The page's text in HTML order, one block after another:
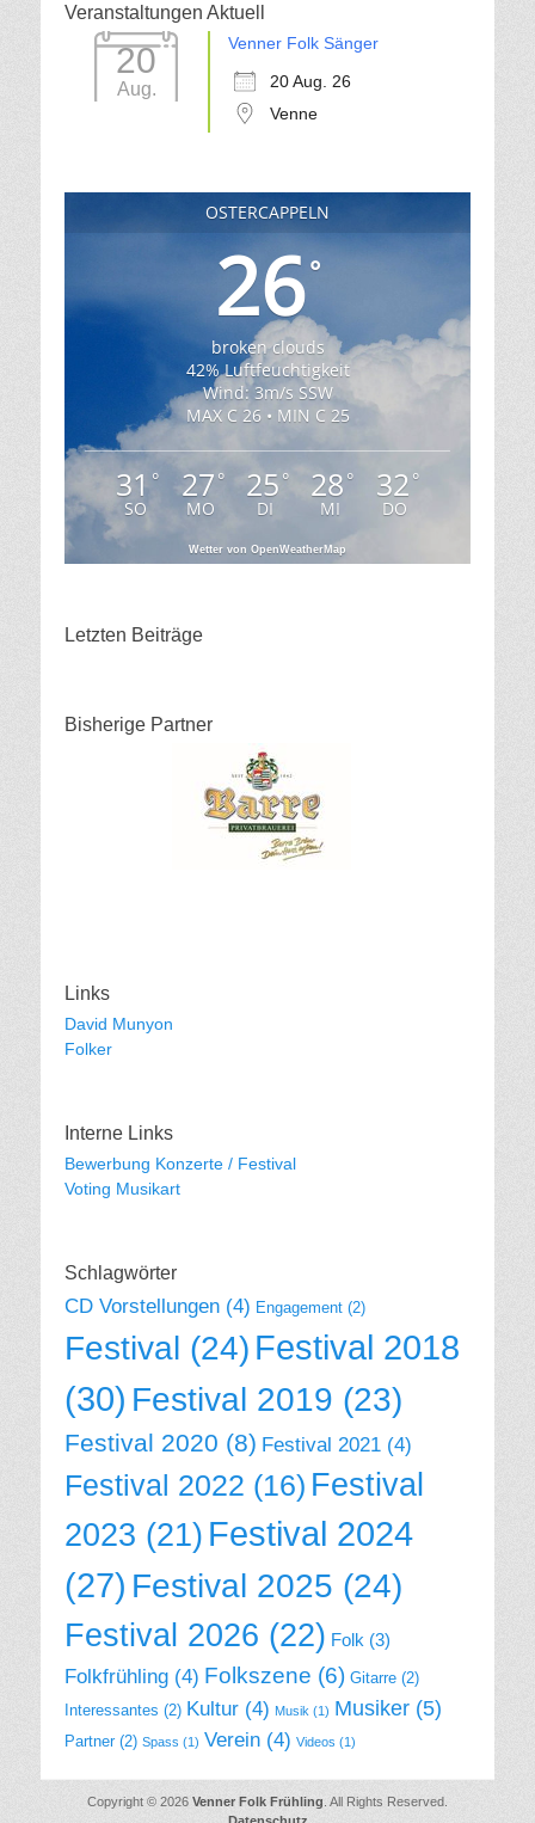
Veranstaltungen Aktuell
20
Aug.
Venner Folk Sänger
20 Aug. 26
Venne
OSTERCAPPELN
26°
broken clouds
42% Luftfeuchtigkeit
Wind: 3m/s SSW
MAX C 26 • MIN C 25
31 °
SO
27 °
MO
25 °
DI
28 °
MI
32 °
DO
Wetter von OpenWeatherMap
Letzten Beiträge
Bisherige Partner
Links
David Munyon
Folker
Interne Links
Bewerbung Konzerte / Festival
Voting Musikart
Schlagwörter
CD Vorstellungen (4) Engagement (2)
Festival (24) Festival 2018
(30) Festival 2019 (23)
Festival 2020 (8) Festival 2021 (4)
Festival 2022 (16) Festival
2023 (21) Festival 2024
(27) Festival 2025 (24)
Festival 2026 (22) Folk (3)
Folkfrühling (4) Folkszene (6) Gitarre (2)
Interessantes (2) Kultur (4) Musik (1) Musiker (5)
Partner(2) Spass (1) Verein (4) Videos (1)
Copyright © 2026 Venner Folk Frühling . All Rights Reserved.